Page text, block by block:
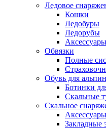
Ледовое
Кошки
Ледобуры
Ледорубы
Аксессуары
Обвязки
Полные
Обувь для
Ботинки
Скальные
Скальное
Аксессуары
Закладные